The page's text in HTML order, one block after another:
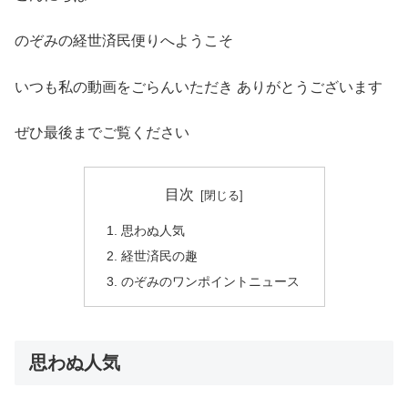
のぞみの経世済民便りへようこそ
いつも私の動画をごらんいただき ありがとうございます
ぜひ最後までご覧ください
目次
思わぬ人気
経世済民の趣
のぞみのワンポイントニュース
思わぬ人気